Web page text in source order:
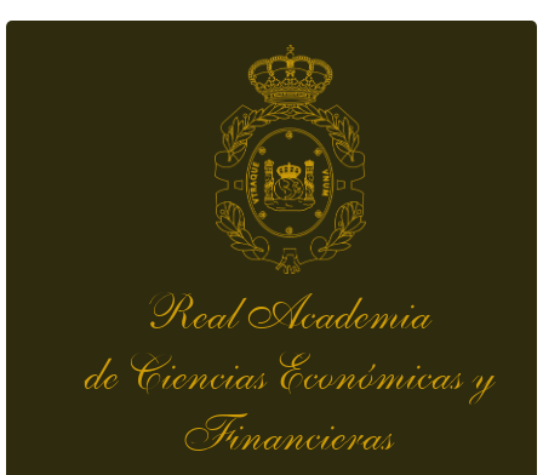
Real Academia
de Ciencias Económicas y
Financieras